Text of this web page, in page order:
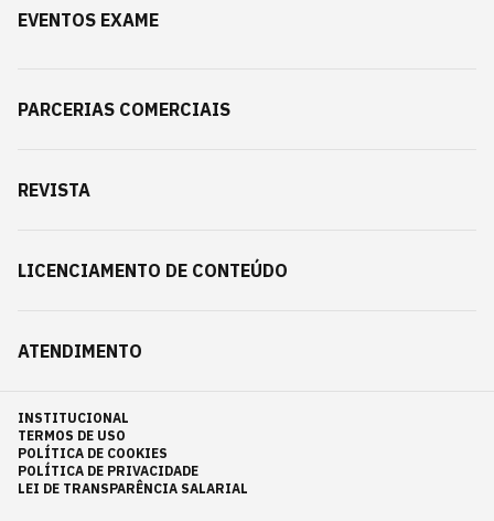
EVENTOS EXAME
PARCERIAS COMERCIAIS
REVISTA
LICENCIAMENTO DE CONTEÚDO
ATENDIMENTO
INSTITUCIONAL
TERMOS DE USO
POLÍTICA DE COOKIES
POLÍTICA DE PRIVACIDADE
LEI DE TRANSPARÊNCIA SALARIAL